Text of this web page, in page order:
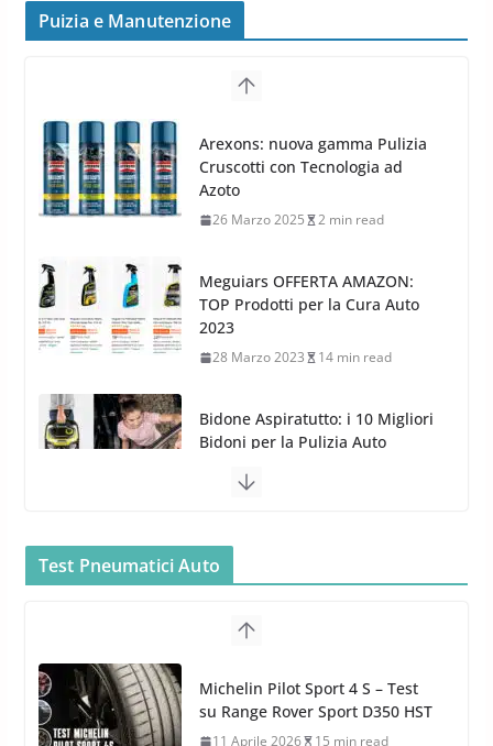
8 Aprile 2026 7 min read
l’acquisizione di Reedijk
3 Dicembre 2024 3 min read
Puizia e Manutenzione
Meguiars OFFERTA AMAZON:
TOP Prodotti per la Cura Auto
2023
28 Marzo 2023 14 min read
Bidone Aspiratutto: i 10 Migliori
Bidoni per la Pulizia Auto
6 Maggio 2022
Gun per la tua Idropulitrice?
5 Maggio 2022 2 min read
Car Care
26 Marzo 2025 2 min read
Azoto
26 Marzo 2025 2 min read
Test Pneumatici Auto
Hankook Test Pneumatici Estivi
2026: Ventus evo vince con Auto
Bild, Ventus Prime 4 convince